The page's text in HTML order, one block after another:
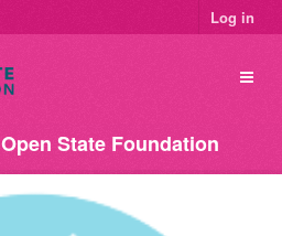
Log in
Open State Foundation